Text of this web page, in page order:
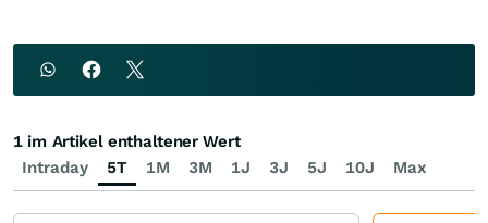
Intraday 5T 1M 3M 1J 3J 5J 10J Max
1 im Artikel enthaltener Wert